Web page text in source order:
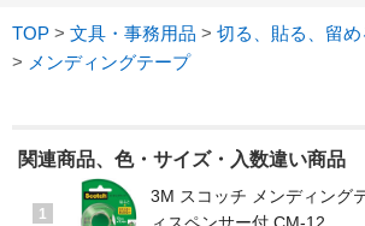
TOP > 文具・事務用品 > 切る、貼る、留め
> メンディングテープ
関連商品、色・サイズ・入数違い商品
1
3M スコッチ メンディング